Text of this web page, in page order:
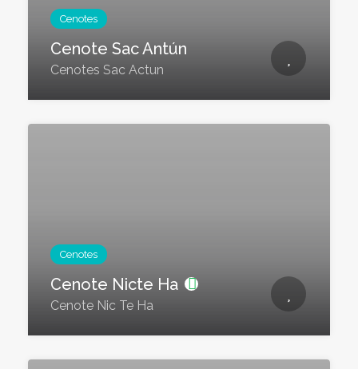
Cenotes
Cenote Sac Antún
Cenotes Sac Actun
Cenotes
Cenote Nicte Ha
Cenote Nic Te Ha